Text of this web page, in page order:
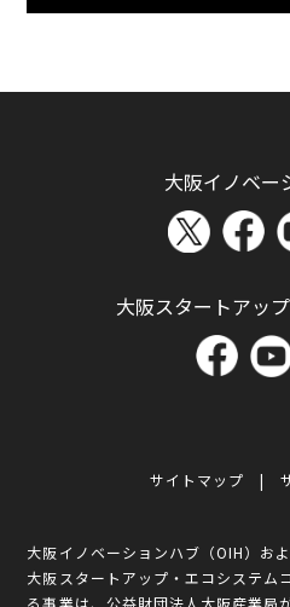
大阪イノベー
大阪スタートアッ
サイトマップ
大阪イノベーションハブ（OIH）お
大阪スタートアップ・エコシステム
る事業は、公益財団法人大阪産業局